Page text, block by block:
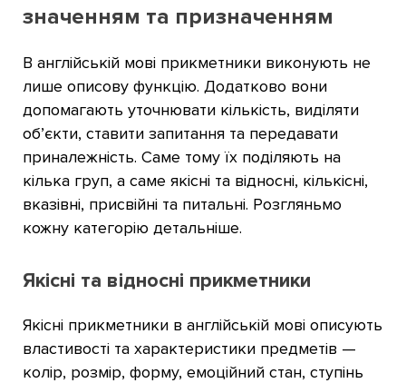
значенням та призначенням
В англійській мові прикметники виконують не
лише описову функцію. Додатково вони
допомагають уточнювати кількість, виділяти
об’єкти, ставити запитання та передавати
приналежність. Саме тому їх поділяють на
кілька груп, а саме якісні та відносні, кількісні,
вказівні, присвійні та питальні. Розгляньмо
кожну категорію детальніше.
Якісні та відносні прикметники
Якісні прикметники в англійській мові описують
властивості та характеристики предметів —
колір, розмір, форму, емоційний стан, ступінь